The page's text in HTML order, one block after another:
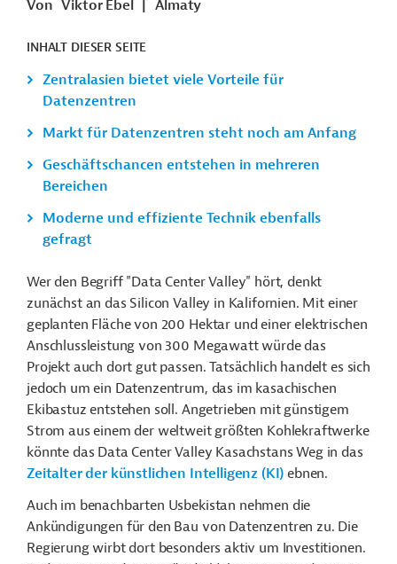
Von Viktor Ebel Almaty
INHALT DIESER SEITE
Zentralasien bietet viele Vorteile für
Datenzentren
Markt für Datenzentren steht noch am Anfang
Geschäftschancen entstehen in mehreren
Bereichen
Moderne und effiziente Technik ebenfalls
gefragt
Wer den Begriff "Data Center Valley" hört, denkt
zunächst an das Silicon Valley in Kalifornien. Mit einer
geplanten Fläche von 200 Hektar und einer elektrischen
Anschlussleistung von 300 Megawatt würde das
Projekt auch dort gut passen. Tatsächlich handelt es sich
jedoch um ein Datenzentrum, das im kasachischen
Ekibastuz entstehen soll. Angetrieben mit günstigem
Strom aus einem der weltweit größten Kohlekraftwerke
könnte das Data Center Valley Kasachstans Weg in das
Zeitalter der künstlichen Intelligenz (KI) ebnen.
Auch im benachbarten Usbekistan nehmen die
Ankündigungen für den Bau von Datenzentren zu. Die
Regierung wirbt dort besonders aktiv um Investitionen.